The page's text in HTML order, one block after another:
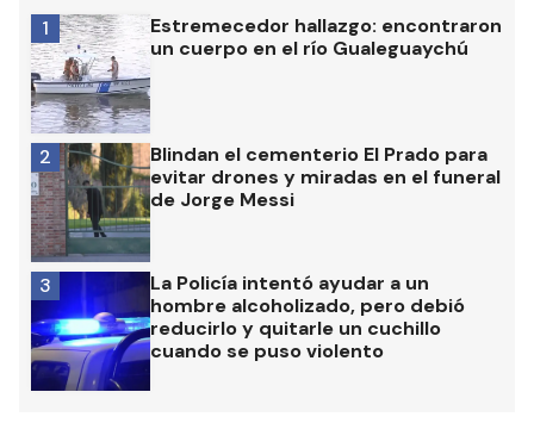
Estremecedor hallazgo: encontraron
un cuerpo en el río Gualeguaychú
1
Blindan el cementerio El Prado para
evitar drones y miradas en el funeral
de Jorge Messi
2
La Policía intentó ayudar a un
hombre alcoholizado, pero debió
reducirlo y quitarle un cuchillo
cuando se puso violento
3